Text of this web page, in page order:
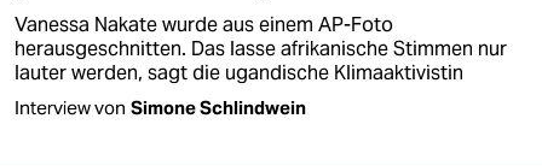
Vanessa Nakate wurde aus einem AP-Foto
herausgeschnitten. Das lasse afrikanische Stimmen nur
lauter werden, sagt die ugandische Klimaaktivistin
Interview von Simone Schlindwein